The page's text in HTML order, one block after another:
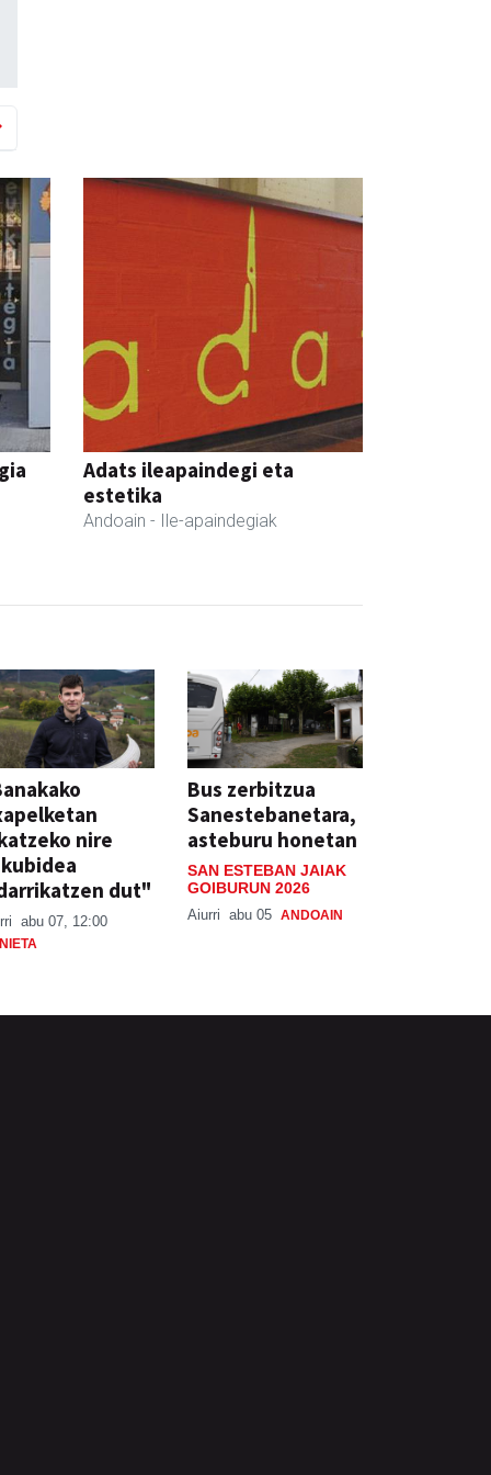
Adats ileapaindegi eta
estetika
Andoain - Ile-apaindegiak
nire
dut"
abu 07, 12:00
Bus zerbitzua
Sanestebanetara,
asteburu honetan
SAN ESTEBAN JAIAK
GOIBURUN 2026
Aiurri abu 05 ANDOAIN